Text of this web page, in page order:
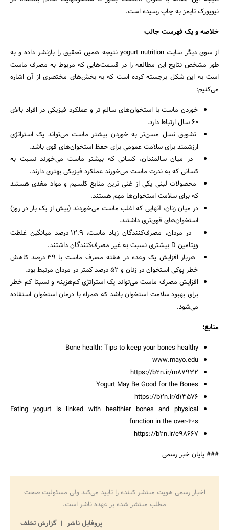
نیویورک تایمز به چاپ رسیده است.
خلاصه و یک فهرست جالب
از سوی دیگر سایت yogurt nutrition نتیجه همین تحقیق را بازنشر داده و به
طور مشخص نتایج این مطالعه را در قسمت‌هایی که مربوط به مصرف ماست
است به این شکل برجسته کرده است که به بخش‌های مختصری از آن اشاره
می‌کنیم:‌
خوردن ماست با استخوان‌های سالم تر و عملکرد فیزیکی در افراد بالای
60 سال ارتباط دارد.
تشویق نسل مسن‌تر به خوردن بیشتر ماست می‌تواند یک استراتژی
ارزشمند برای سلامت عمومی ‌برای حفظ استخوان‌های قوی باشد.
در میان سالمندان، کسانی که بیشتر ماست می‌خورند نسبت به
کسانی که به ندرت ماست می‌خورند عملکرد فیزیکی بهتری دارند.
محصولات لبنی یکی از غنی ترین منابع کلسیم و مواد مغذی هستند
که برای سلامت استخوان‌ها مهم هستند.
در میان زنان، آنهایی که اغلب ماست می‌خوردند (بیش از یک بار در روز)
استخوان‌های قوی‌تری داشتند.
در مردان، مصرف‌کنندگان زیاد ماست، 12.9 درصد میانگین غلظت
ویتامین D بیشتری نسبت به غیر مصرف‌کنندگان داشتند.
هربار افزایش یک وعده در هفته مصرف ماست با 39 درصد کاهش
خطر پوکی استخوان در زنان و 52 درصد کمتر در مردان مرتبط بود.
افزایش مصرف ماست می‌تواند یک استراتژی کم‌هزینه و نسبتا کم خطر
برای بهبود سلامت استخوان باشد که همراه با درمان استخوان استفاده
می‌شود.
منابع:
Bone health: Tips to keep your bones healthy
www.mayo.edu
https://b2n.ir/m87932
Yogurt May Be Good for the Bones
https://b2n.ir/d13576
Eating yogurt is linked with healthier bones and physical
function in the over-60s
https://b2n.ir/e98667
### پایان خبر رسمی
اخبار رسمی هویت منتشر کننده را تایید می‌کند ولی مسئولیت صحت
مطلب منتشر شده بر عهده ناشر است.
پروفایل ناشر
گزارش تخلف